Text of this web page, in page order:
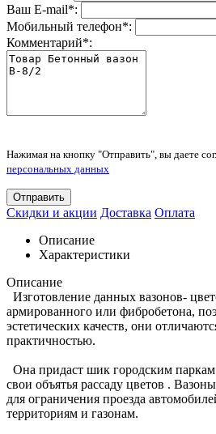
Ваш E-mail*:
Мобильный телефон*:
Комментарий*:
Нажимая на кнопку "Отправить", вы даете
персональных данных
Отправить
Скидки и акции Доставка Оплата
Описание
Характеристики
Описание
Изготовление данных вазонов-
армированного или фибробетона,
эстетических качеств, они
практичностью.
Она придаст шик городским
свои объятья рассаду цветов .
для ограничения проезда
территориям и газонам.